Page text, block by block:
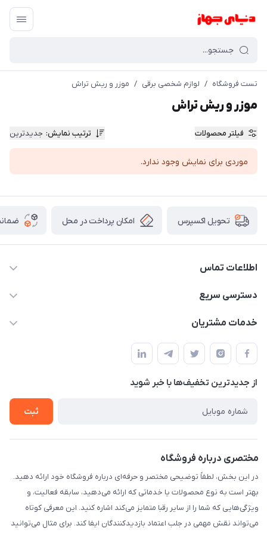
تست فروشگاه / لوازم شخصی برقی / موزر و ریش تراش
موزر و ریش تراش
فیلتر محصولات ترتیب نمایش: جدیدترین
موردی برای نمایش وجود ندارد.
تحویل اکسپرس امکان پرداخت در محل
اطلاعات تماس
۰۲۱۰۰۰۰۰۰۰۰
دسترسی سریع
حساب کاربری
لیست محصولات
درباره ما
خدمات مشتریان
قوانین و مقررات
حریم خصوصی
راهنما
از جدید‌ترین تخفیف‌ها با‌ خبر شوید
ثبت
مختصری درباره فروشگاه
در این بخش، لطفاً توضیحی مختصر و حرفه‌ای درباره فروشگاه خود ارائه دهید.
بهتر است به نوع محصولات یا خدماتی که ارائه می‌دهید، سابقه فعالیت، و
ویژگی‌هایی که شما را از سایر رقبا متمایز می‌کند اشاره کنید. این معرفی کوتاه
می‌تواند نقش مهمی در جلب اعتماد بازدیدکنندگان ایفا کند. برای مثال می‌توانید